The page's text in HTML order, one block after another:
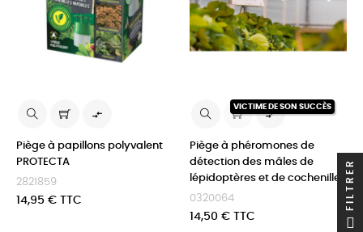

Piège à papillons polyvalent
PROTECTA
2821859
Prix
14,95 € TTC
VICTIME DE SON SUCCÈS

Piège à phéromones de
détection des mâles de
lépidoptères et de cochenille
0320064
Prix
14,50 € TTC
FILTRER